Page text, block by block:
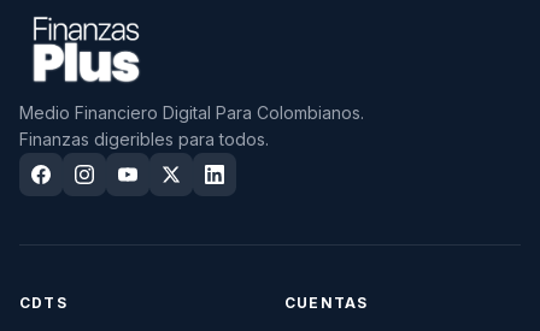
Medio Financiero Digital Para Colombianos.
Finanzas digeribles para todos.
CDTS CUENTAS